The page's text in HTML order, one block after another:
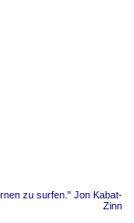
zu surfen." Jon Kabat-
Zinn